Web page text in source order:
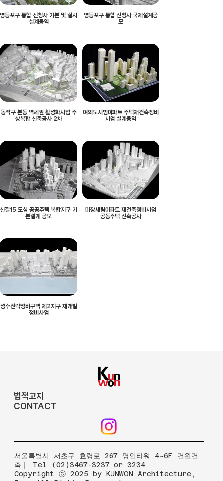
영등포구 통합 신청사 기본 및 실시
설계용역
영등포구 통합 신청사 국제설계공
모
동작구 본동 역세권 활성화사업 주
상복합 신축공사 2차
여의도시범아파트 주택재건축정비
사업 설계용역
신길15 도심 공공주택 복합지구 기
본설계 공모
마장세림아파트 재건축정비사업
공동주택 신축공사
성수전략정비구역 제2지구 재개발
정비사업
법적고지
CONTACT
​서울특별시 서초구 효령로 267 명인타워 4~6F 건원건
축｜ Tel (02)3467-3237 or 3234
Copyright ⓒ 2025 by KUNWON Architecture,